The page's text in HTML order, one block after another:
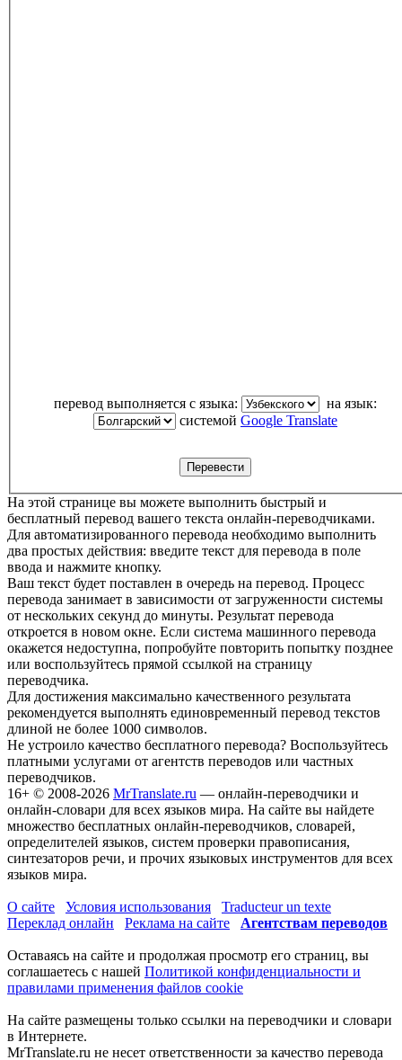
перевод выполняется с языка:
системой Google Translate
На этой странице вы можете выполнить быстрый и
бесплатный перевод вашего текста онлайн-переводчиками.
Для автоматизированного перевода необходимо выполнить
два простых действия: введите текст для перевода в поле
ввода и нажмите кнопку.
Ваш текст будет поставлен в очередь на перевод. Процесс
перевода занимает в зависимости от загруженности системы
от нескольких секунд до минуты. Результат перевода
откроется в новом окне. Если система машинного перевода
окажется недоступна, попробуйте повторить попытку позднее
или воспользуйтесь прямой ссылкой на страницу
переводчика.
Для достижения максимально качественного результата
рекомендуется выполнять единовременный перевод текстов
длиной не более 1000 символов.
Не устроило качество бесплатного перевода? Воспользуйтесь
платными услугами от агентств переводов или частных
переводчиков.
16+ © 2008-2026 MrTranslate.ru — онлайн-переводчики и
онлайн-словари для всех языков мира. На сайте вы найдете
множество бесплатных онлайн-переводчиков, словарей,
определителей языков, систем проверки правописания,
синтезаторов речи, и прочих языковых инструментов для всех
языков мира.
О сайте Условия использования
Traducteur un texte
Переклад онлайн
Реклама на сайте Агентствам переводов
Оставаясь на сайте и продолжая просмотр его страниц, вы
соглашаетесь с нашей Политикой конфиденциальности и
правилами применения файлов cookie
На сайте размещены только ссылки на переводчики и словари
в Интернете.
MrTranslate.ru не несет ответственности за качество перевода